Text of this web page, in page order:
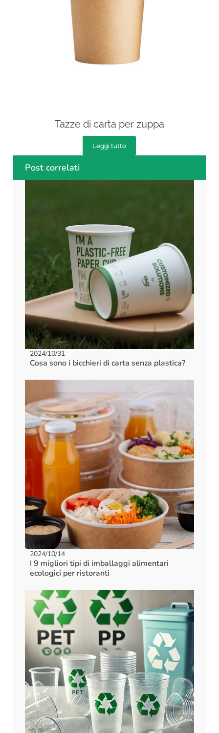
Tazze di carta per zuppa
Leggi tutto
Post correlati
2024/10/31
Cosa sono i bicchieri di carta senza plastica?
2024/10/14
I 9 migliori tipi di imballaggi alimentari
ecologici per ristoranti